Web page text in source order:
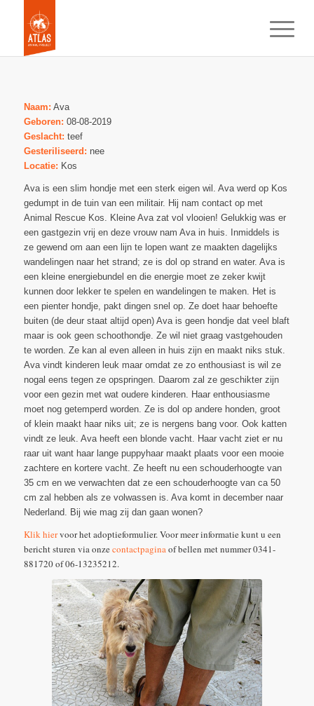
Naam: Ava
Geboren: 08-08-2019
Geslacht: teef
Gesteriliseerd: nee
Locatie: Kos
Ava is een slim hondje met een sterk eigen wil. Ava werd op Kos
gedumpt in de tuin van een militair. Hij nam contact op met
Animal Rescue Kos. Kleine Ava zat vol vlooien! Gelukkig was er
een gastgezin vrij en deze vrouw nam Ava in huis. Inmiddels is
ze gewend om aan een lijn te lopen want ze maakten dagelijks
wandelingen naar het strand; ze is dol op strand en water. Ava is
een kleine energiebundel en die energie moet ze zeker kwijt
kunnen door lekker te spelen en wandelingen te maken. Het is
een pienter hondje, pakt dingen snel op. Ze doet haar behoefte
buiten (de deur staat altijd open) Ava is geen hondje dat veel blaft
maar is ook geen schoothondje. Ze wil niet graag vastgehouden
te worden. Ze kan al even alleen in huis zijn en maakt niks stuk.
Ava vindt kinderen leuk maar omdat ze zo enthousiast is wil ze
nogal eens tegen ze opspringen. Daarom zal ze geschikter zijn
voor een gezin met wat oudere kinderen. Haar enthousiasme
moet nog getemperd worden. Ze is dol op andere honden, groot
of klein maakt haar niks uit; ze is nergens bang voor. Ook katten
vindt ze leuk. Ava heeft een blonde vacht. Haar vacht ziet er nu
raar uit want haar lange puppyhaar maakt plaats voor een mooie
zachtere en kortere vacht. Ze heeft nu een schouderhoogte van
35 cm en we verwachten dat ze een schouderhoogte van ca 50
cm zal hebben als ze volwassen is. Ava komt in december naar
Nederland. Bij wie mag zij dan gaan wonen?
Klik hiervoor het adoptieformulier. Voor meer informatie kunt u een
bericht sturen via onzecontactpaginaof bellen met nummer 0341-
881720 of 06-13235212.